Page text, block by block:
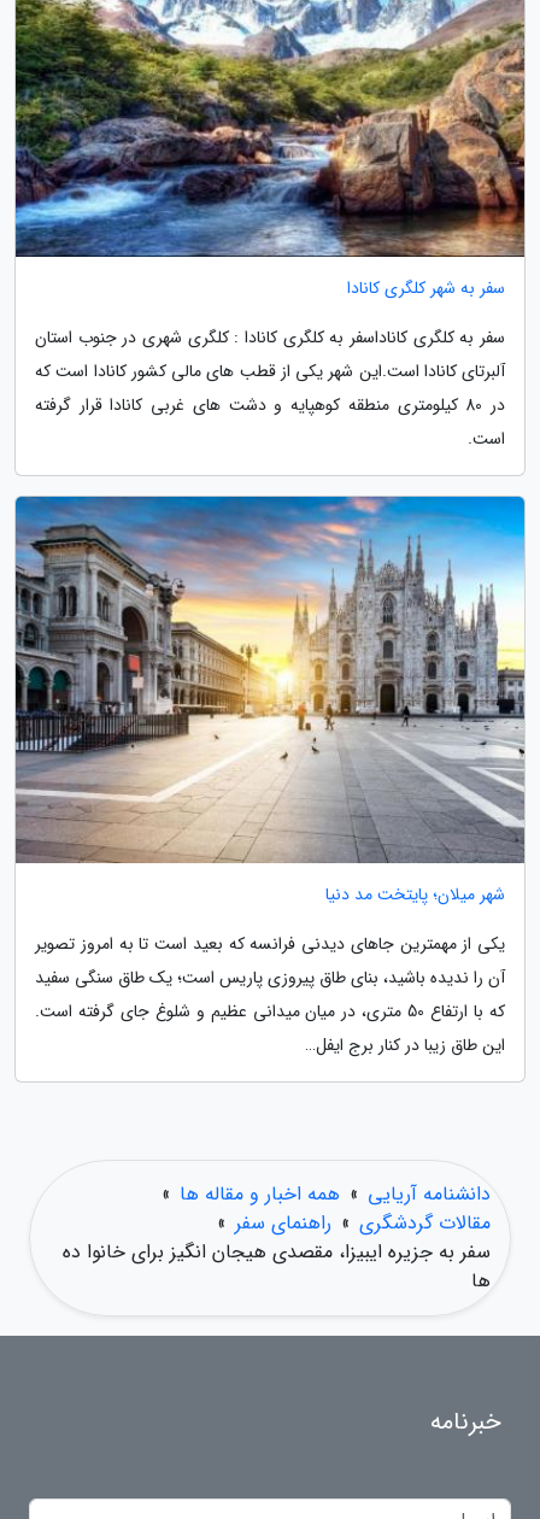
سفر به شهر کلگری کانادا
سفر به کلگری کاناداسفر به کلگری کانادا : کلگری شهری در جنوب استان
آلبرتای کانادا است.این شهر یکی از قطب های مالی کشور کانادا است که
در 80 کیلومتری منطقه کوهپایه و دشت های غربی کانادا قرار گرفته
است.
شهر میلان؛ پایتخت مد دنیا
یکی از مهمترین جاهای دیدنی فرانسه که بعید است تا به امروز تصویر
آن را ندیده باشید، بنای طاق پیروزی پاریس است؛ یک طاق سنگی سفید
که با ارتفاع 50 متری، در میان میدانی عظیم و شلوغ جای گرفته است.
این طاق زیبا در کنار برج ایفل…
دانشنامه آریایی » همه اخبار و مقاله ها »
مقالات گردشگری » راهنمای سفر »
سفر به جزیره ایبیزا، مقصدی هیجان انگیز برای خانوا ده
ها
خبرنامه